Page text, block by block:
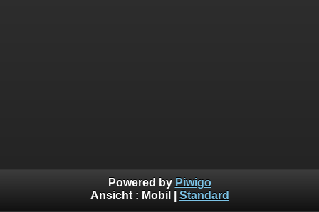
Powered by Piwigo
Ansicht : Mobil Standard